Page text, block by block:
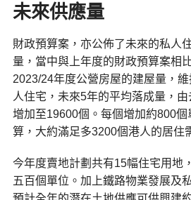
未來供應量
財政預算案，亦公佈了未來的私人
量，當中與上年度的財政預算案相
2023/24年度公營房屋的建屋量，
人住宅，未來5年的平均落成量，由
增加至19600個。每個增加約800
算，大約滿足多3200個港人的居住
今年度賣地計劃共有15幅住宅用地
五百個單位。加上鐵路物業發展及